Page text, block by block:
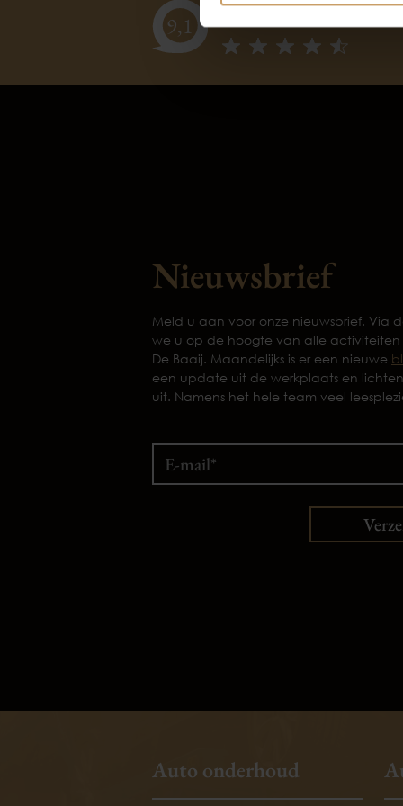
9,1
klantenvertellen
Nieuwsbrief
Meld u aan voor onze nieuwsbrief. Via
we u op de hoogte van alle
De Baaij. Maandelijks is er een nieuwe
een update uit de werkplaats en
uit. Namens het hele team veel
Auto onderhoud